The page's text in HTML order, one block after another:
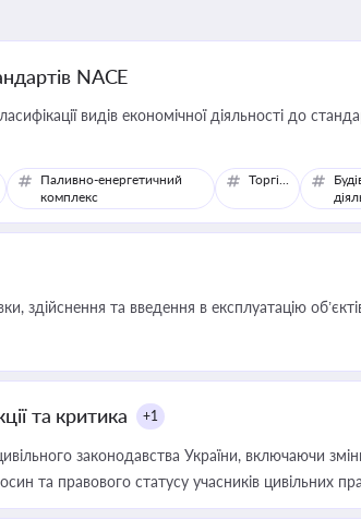
NACE
видів економічної діяльності до
Паливно-енергетичний
комплекс
Торгівля
здійснення та введення в експлуатацію
та критика +1
законодавства України, включаючи
та правового статусу учасників цивільних